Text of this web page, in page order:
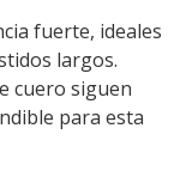
fuerte, ideales
largos.
cuero siguen
para esta